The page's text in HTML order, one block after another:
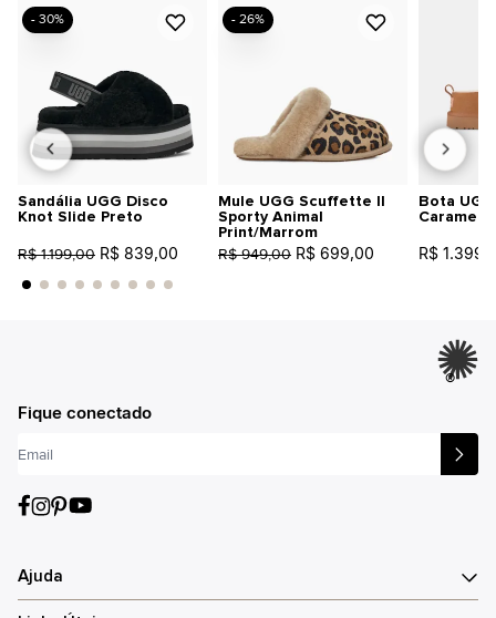
Sandália UGG Disco
Knot Slide Preto
R$ 1.199,00 R$ 839,00
- 30%
Mule UGG Scuffette II
Sporty Animal
Print/Marrom
R$ 949,00 R$ 699,00
- 26%
Bota
Caramelo
R$
®
Fique conectado
Ajuda